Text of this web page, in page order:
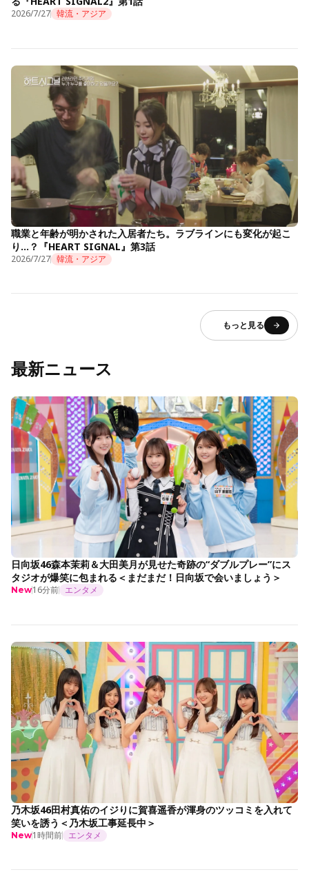
2026/7/27 韓流・アジア
職業と年齢が明かされた入居者たち。ラブラインにも変化が起こ
り…？『HEART SIGNAL』第3話
2026/7/27 韓流・アジア
もっと見る
最新ニュース
日向坂46森本茉莉＆大田美月が見せた奇跡の“ダブルプレー”にス
タジオが爆笑に包まれる＜まだまだ！日向坂で会いましょう＞
New16分前 エンタメ
乃木坂46田村真佑のイジりに賀喜遥香が渾身のツッコミを入れて
笑いを誘う＜乃木坂工事延長中＞
New1時間前 エンタメ